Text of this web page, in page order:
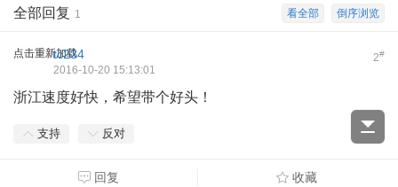
倒序浏览
看全部
全部回复 1
点击重新加载 2#
tc234
2016-10-20 15:13:01
浙江速度好快，希望带个好头！
支持 反对
回复 收藏